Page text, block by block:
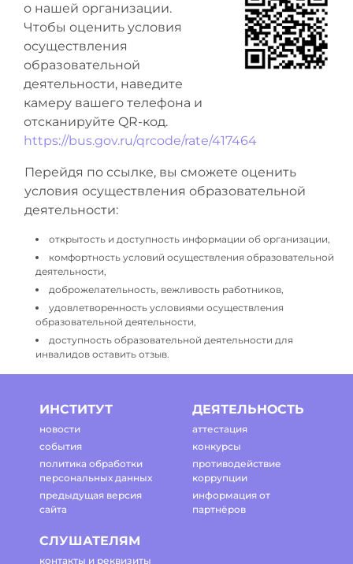
о нашей организации.
Чтобы оценить условия
осуществления
образовательной
деятельности, наведите
камеру вашего телефона и
отсканируйте QR-код.
https://bus.gov.ru/qrcode/rate/417464
Перейдя по ссылке, вы сможете оценить
условия осуществления образовательной
деятельности:
открытость и доступность информации об организации,
комфортность условий осуществления образовательной
деятельности,
доброжелательность, вежливость работников,
удовлетворенность условиями осуществления
образовательной деятельности,
доступность образовательной деятельности для
инвалидов оставить отзыв.
ИНСТИТУТ
новости
события
политика обработки
персональных данных
предыдущая версия
сайта
ДЕЯТЕЛЬНОСТЬ
аттестация
конкурсы
противодействие
коррупции
информация от
партнёров
СЛУШАТЕЛЯМ
контакты и реквизиты